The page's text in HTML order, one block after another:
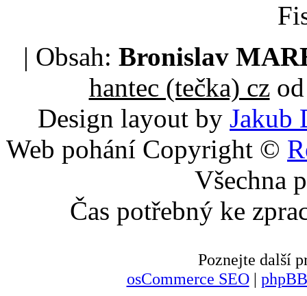
| Obsah: Bronislav
hantec (tečka) czod
Design layout by Jakub
Web pohání Copyright ©
Všechna
Čas potřebný ke
Poznejte další
osCommerce SEO|